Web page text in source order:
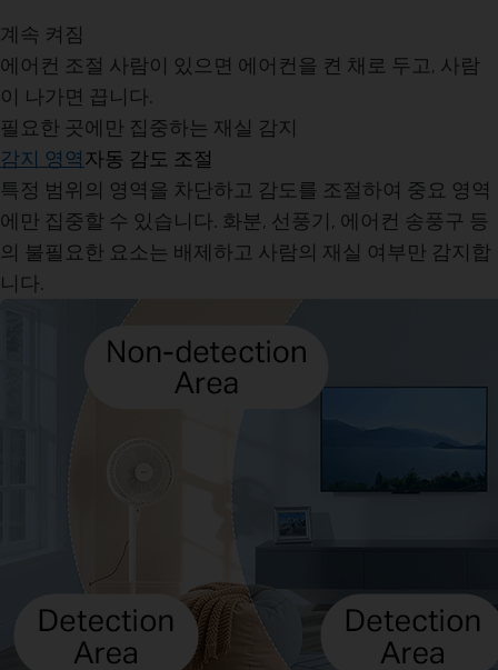
계속 켜짐
에어컨 조절 사람이 있으면 에어컨을 켠 채로 두고, 사람
이 나가면 끕니다.
필요한 곳에만 집중하는 재실 감지
감지 영역자동 감도 조절
특정 범위의 영역을 차단하고 감도를 조절하여 중요 영역
에만 집중할 수 있습니다. 화분, 선풍기, 에어컨 송풍구 등
의 불필요한 요소는 배제하고 사람의 재실 여부만 감지합
니다.